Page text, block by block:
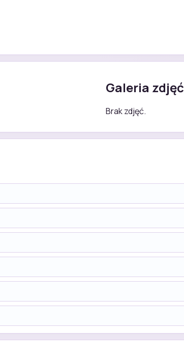
Galeria zdjęć
Brak zdjęć.